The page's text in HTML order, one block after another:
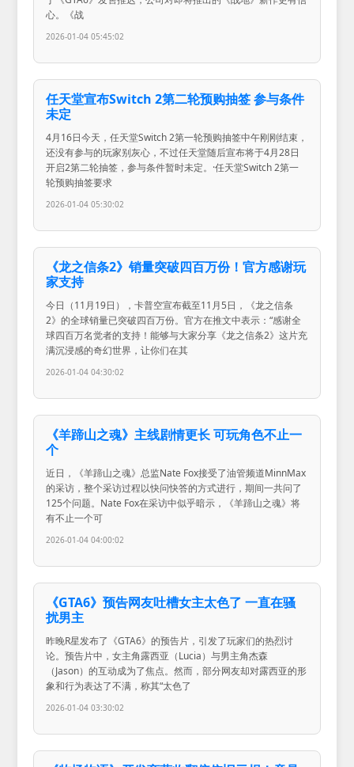
心。《战
2026-01-04 05:45:02
任天堂宣布Switch 2第二轮预购抽签 参与条件
未定
4月16日今天，任天堂Switch 2第一轮预购抽签中午刚刚结束，
还没有参与的玩家别灰心，不过任天堂随后宣布将于4月28日
开启2第二轮抽签，参与条件暂时未定。·任天堂Switch 2第一
轮预购抽签要求
2026-01-04 05:30:02
《龙之信条2》销量突破四百万份！官方感谢玩
家支持
今日（11月19日），卡普空宣布截至11月5日，《龙之信条
2》的全球销量已突破四百万份。官方在推文中表示：“感谢全
球四百万名觉者的支持！能够与大家分享《龙之信条2》这片充
满沉浸感的奇幻世界，让你们在其
2026-01-04 04:30:02
《羊蹄山之魂》主线剧情更长 可玩角色不止一
个
近日，《羊蹄山之魂》总监Nate Fox接受了油管频道MinnMax
的采访，整个采访过程以快问快答的方式进行，期间一共问了
125个问题。Nate Fox在采访中似乎暗示，《羊蹄山之魂》将
有不止一个可
2026-01-04 04:00:02
《GTA6》预告网友吐槽女主太色了 一直在骚
扰男主
昨晚R星发布了《GTA6》的预告片，引发了玩家们的热烈讨
论。预告片中，女主角露西亚（Lucia）与男主角杰森
（Jason）的互动成为了焦点。然而，部分网友却对露西亚的形
象和行为表达了不满，称其“太色了
2026-01-04 03:30:02